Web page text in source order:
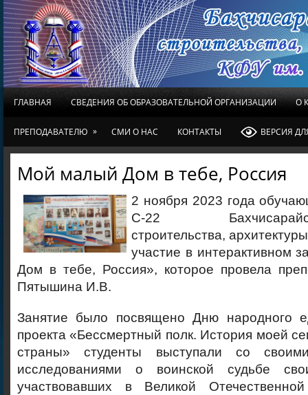
ГЛАВНАЯ СВЕДЕНИЯ ОБ ОБРАЗОВАТЕЛЬНОЙ ОРГАНИЗАЦИИ О
ПРЕПОДАВАТЕЛЮ » СМИ О НАС КОНТАКТЫ ВЕРСИЯ
Мой малый Дом в тебе, Россия
2 ноября 2023 года
С-22
строительства,
участие в интерактивном
Дом в тебе, Россия», которое провела
Пятышина И.В.
Занятие было посвящено Дню народного
проекта «Бессмертный полк. История моей
страны» студенты выступали со
исследованиями о воинской судьбе
участвовавших в Великой